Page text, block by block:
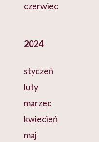
czerwiec
2024
styczeń
luty
marzec
kwiecień
maj